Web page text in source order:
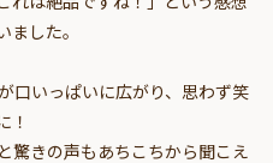
ました。
口いっぱいに広がり、思わず笑
！
驚きの声もあちこちから聞こえ